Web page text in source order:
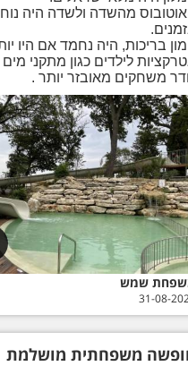
מהשדה ולשדה היה נוח
בריכות, היה נחמד אם היו
לילדים כגון מתקני מים
משחקים מאובזר יותר .
שמש
31-08-
משפחתית מושלמת